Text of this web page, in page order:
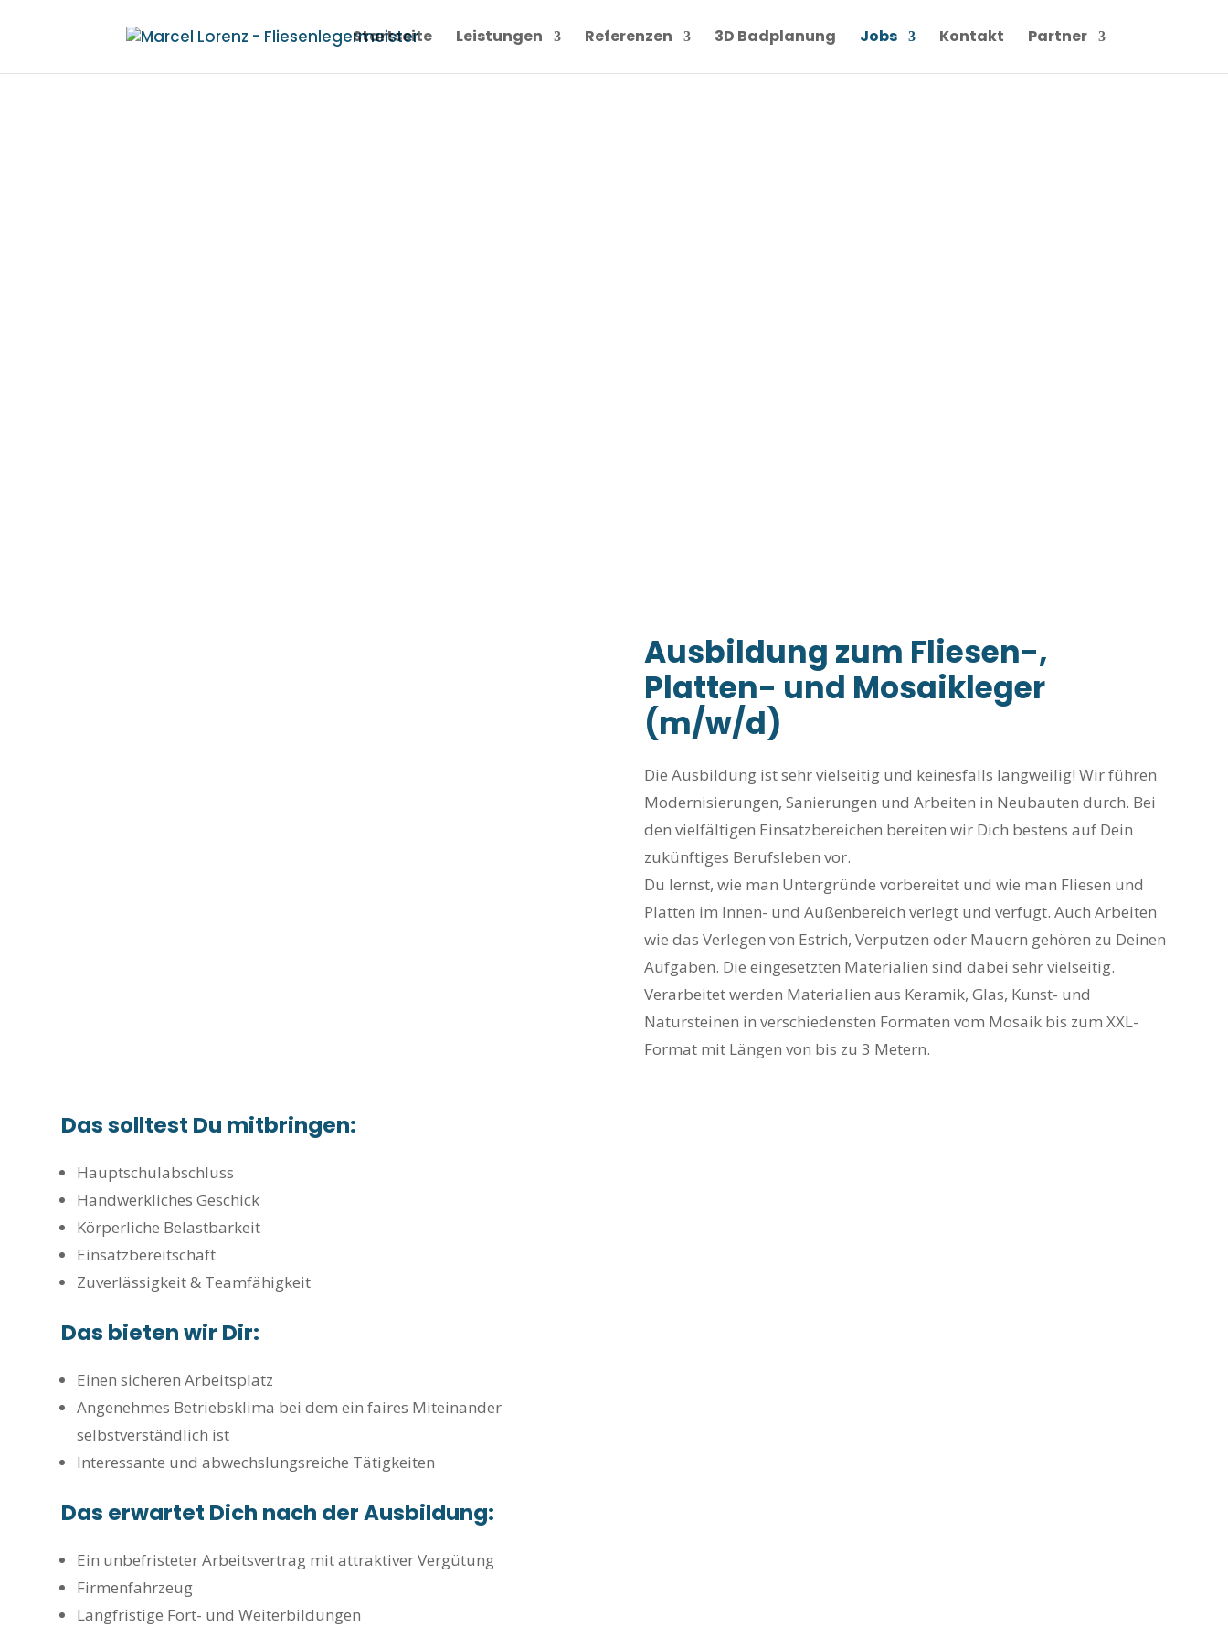
Startseite Leistungen Referenzen 3D Badplanung Jobs Kontakt Partner
Ausbildung zum Fliesen-,
Platten- und Mosaikleger
(m/w/d)
Die Ausbildung ist sehr vielseitig und keinesfalls langweilig! Wir führen
Modernisierungen, Sanierungen und Arbeiten in Neubauten durch. Bei
den vielfältigen Einsatzbereichen bereiten wir Dich bestens auf Dein
zukünftiges Berufsleben vor.
Du lernst, wie man Untergründe vorbereitet und wie man Fliesen und
Platten im Innen- und Außenbereich verlegt und verfugt. Auch Arbeiten
wie das Verlegen von Estrich, Verputzen oder Mauern gehören zu Deinen
Aufgaben. Die eingesetzten Materialien sind dabei sehr vielseitig.
Verarbeitet werden Materialien aus Keramik, Glas, Kunst- und
Natursteinen in verschiedensten Formaten vom Mosaik bis zum XXL-
Format mit Längen von bis zu 3 Metern.
Das solltest Du mitbringen:
Hauptschulabschluss
Handwerkliches Geschick
Körperliche Belastbarkeit
Einsatzbereitschaft
Zuverlässigkeit & Teamfähigkeit
Das bieten wir Dir:
Einen sicheren Arbeitsplatz
Angenehmes Betriebsklima bei dem ein faires Miteinander
selbstverständlich ist
Interessante und abwechslungsreiche Tätigkeiten
Das erwartet Dich nach der Ausbildung:
Ein unbefristeter Arbeitsvertrag mit attraktiver Vergütung
Firmenfahrzeug
Langfristige Fort- und Weiterbildungen